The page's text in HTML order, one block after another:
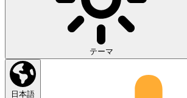
テーマ
日本語